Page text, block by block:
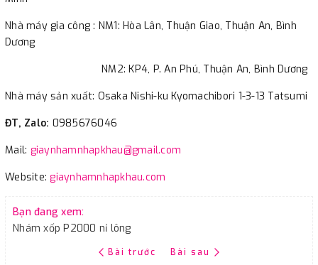
Nhà máy gia công : NM1: Hòa Lân, Thuận Giao, Thuận An, Bình
Dương
NM2: KP4, P. An Phú, Thuận An, Bình Dương
Nhà máy sản xuất: Osaka Nishi-ku Kyomachibori 1-3-13 Tatsumi
ĐT, Zalo: 0985676046
Mail: giaynhamnhapkhau@gmail.com
Website:giaynhamnhapkhau.com
Bạn đang xem:
Nhám xốp P2000 nỉ lông
Bài trước Bài sau